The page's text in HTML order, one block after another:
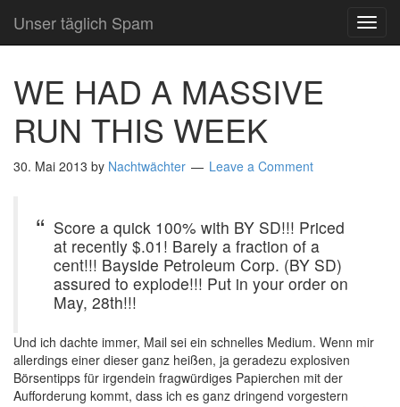
Unser täglich Spam
WE HAD A MASSIVE
RUN THIS WEEK
30. Mai 2013 by Nachtwächter Leave a Comment
Score a quick 100% with BY SD!!! Priced
at recently $.01! Barely a fraction of a
cent!!! Bayside Petroleum Corp. (BY SD)
assured to explode!!! Put in your order on
May, 28th!!!
Und ich dachte immer, Mail sei ein schnelles Medium. Wenn mir
allerdings einer dieser ganz heißen, ja geradezu explosiven
Börsentipps für irgendein fragwürdiges Papierchen mit der
Aufforderung kommt, dass ich es ganz dringend vorgestern